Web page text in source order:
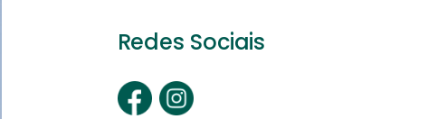
Redes Sociais